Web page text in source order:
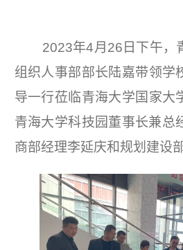
2023年4月 26 日下午，
组织人事部部长陆嘉带领学
导一行莅临青海大学国家大
青海大学科技园董事长兼总
商部经理李延庆和规划建设